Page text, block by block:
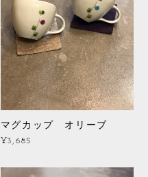
マグカップ オリーブ
¥3,685